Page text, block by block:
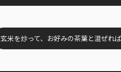
玄米を炒って、お好みの茶葉と混ぜれ